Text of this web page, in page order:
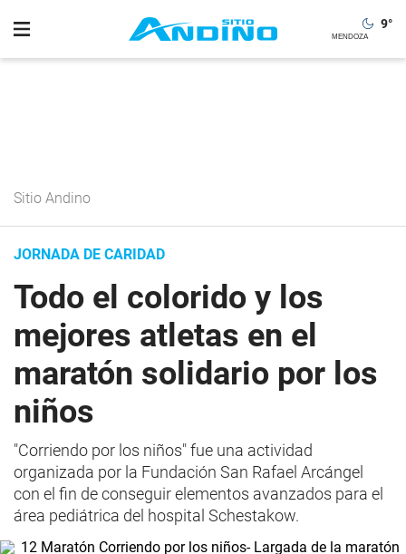
9°
Sitio Andino
JORNADA DE CARIDAD
Todo el colorido y los
mejores atletas en el
maratón solidario por los
niños
"Corriendo por los niños" fue una actividad
organizada por la Fundación San Rafael Arcángel
con el fin de conseguir elementos avanzados para el
área pediátrica del hospital Schestakow.